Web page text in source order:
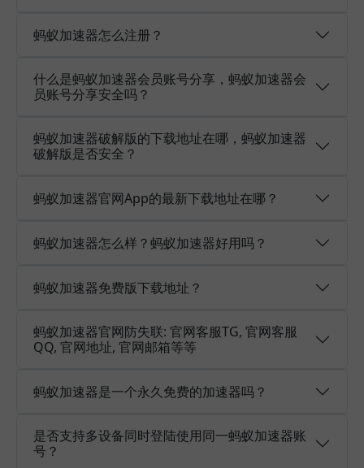
蚂蚁加速器怎么注册？
什么是蚂蚁加速器会员账号分享，蚂蚁加速器会
员账号分享安全吗？
蚂蚁加速器破解版的下载地址在哪，蚂蚁加速器
破解版是否安全？
蚂蚁加速器官网App的最新下载地址在哪？
蚂蚁加速器怎么样？蚂蚁加速器好用吗？
蚂蚁加速器免费版下载地址？
蚂蚁加速器官网防失联: 官网客服TG, 官网客服
QQ, 官网地址, 官网邮箱等等
蚂蚁加速器是一个永久免费的加速器吗？
是否支持多设备同时登陆使用同一蚂蚁加速器账
号？